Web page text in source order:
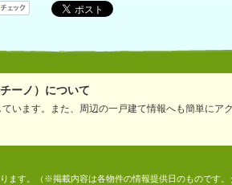
ーノ）について
います。また、周辺の一戸建て情報へも簡単にア
す。（※掲載内容は各物件の情報提供日のものです